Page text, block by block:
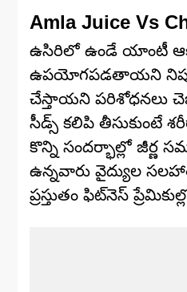
Amla Juice Vs
ఉసిరిలో ఉండే యాంటీ
ఉపయోగపడతాయని
చేస్తాయని పరిశోధనలు
సీడ్స్ కలిపి తీసుకుంటే
కొన్ని సందర్భాల్లో జీర్ణ
ఉన్నవారు వైద్యుల
ప్రస్తుతం ఫిట్‌నెస్